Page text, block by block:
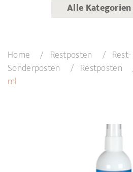
Alle
Home Restposten
Sonderposten
Restposten
ml